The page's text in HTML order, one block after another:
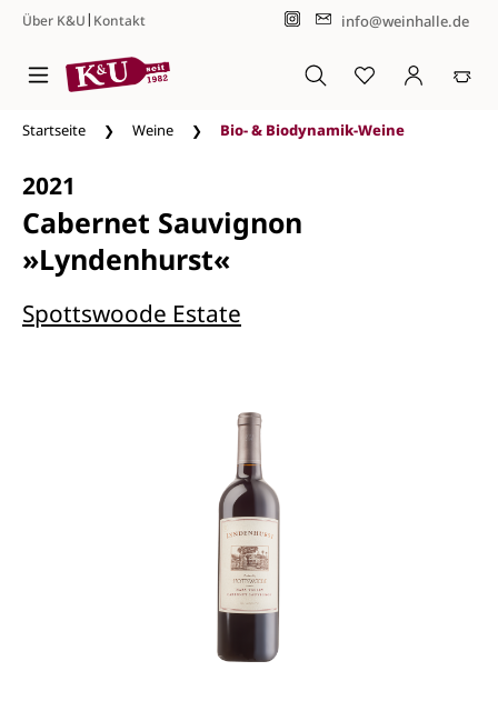
Zum Hauptinhalt springen
Über K&U| Kontakt info@weinhalle.de
Startseite Weine Bio- & Biodynamik-Weine
2021
Cabernet Sauvignon
»Lyndenhurst«
Spottswoode Estate